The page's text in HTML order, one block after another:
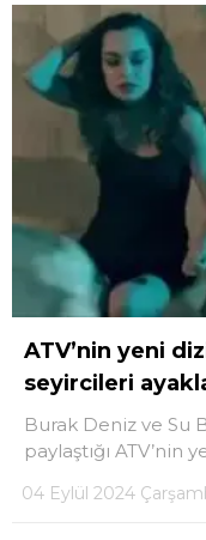
ATV’nin yeni
seyircileri
Burak Deniz ve Su
paylaştığı ATV’nin
04 Eylül 2024